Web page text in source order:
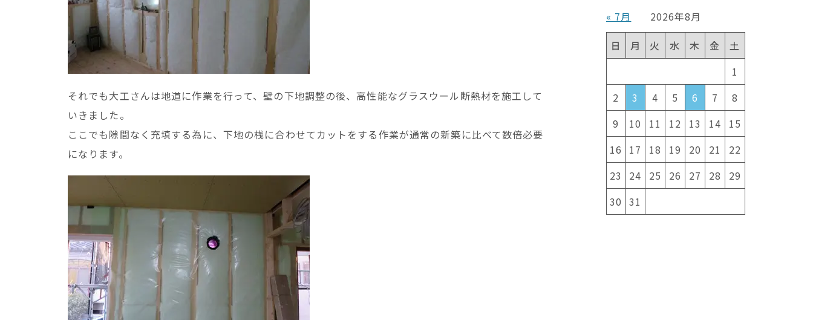
それでも大工さんは地道に作業を行って、壁の下地調整の後、高性能なグラスウール断熱材を施工して
いきました。
ここでも隙間なく充填する為に、下地の桟に合わせてカットをする作業が通常の新築に比べて数倍必要
になります。
« 7月
2026年8月
日
月 火 水 木 金
土
1
2
3 4 5 6 7
8
9
10 11 12 13 14
15
16
17 18 19 20 21
22
23
24 25 26 27 28
29
30 31